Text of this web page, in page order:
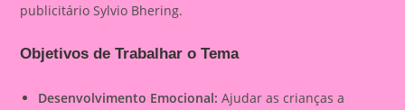
publicitário Sylvio Bhering.
Objetivos de Trabalhar o Tema
Desenvolvimento Emocional: Ajudar as crianças a